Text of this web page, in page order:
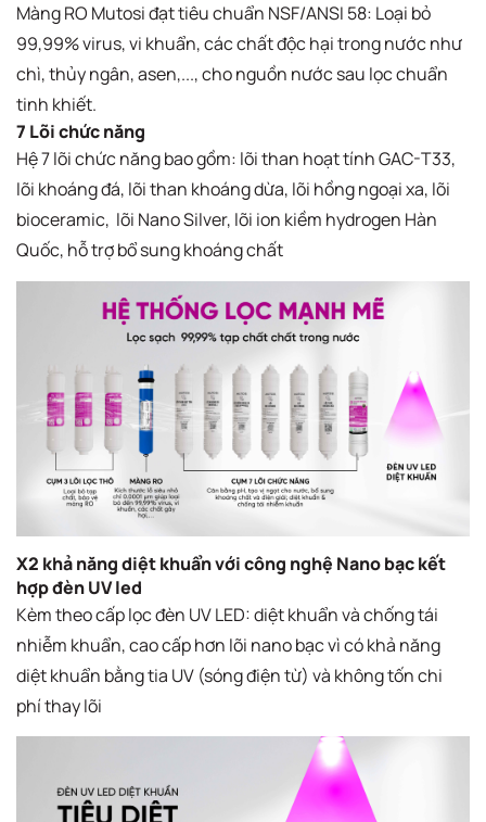
Màng RO Mutosi đạt tiêu chuẩn NSF/ANSI 58: Loại bỏ
99,99% virus, vi khuẩn, các chất độc hại trong nước​ như
chì, thủy ngân, asen,..., cho nguồn nước sau lọc chuẩn
tinh khiết.
7 Lõi chức năng​
Hệ 7 lõi chức năng bao gồm: lõi than hoạt tính GAC-T33,
lõi khoáng đá, lõi than khoáng dừa, lõi hồng ngoại xa, lõi
bioceramic, lõi Nano Silver, lõi ion kiềm hydrogen Hàn
Quốc, hỗ trợ bổ sung khoáng chất
X2 khả năng diệt khuẩn với công nghệ Nano bạc kết
hợp đèn UV led
Kèm theo cấp lọc đèn UV LED: diệt khuẩn và chống tái
nhiễm khuẩn, cao cấp hơn lõi nano bạc vì có khả năng
diệt khuẩn bằng tia UV (sóng điện từ) và không tốn chi
phí thay lõi